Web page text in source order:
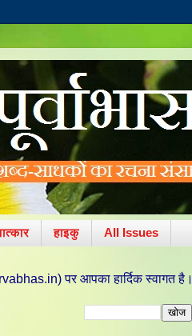
हाइकु All Issues
आपका हार्दिक स्वागत है। 11 अक्टूबर